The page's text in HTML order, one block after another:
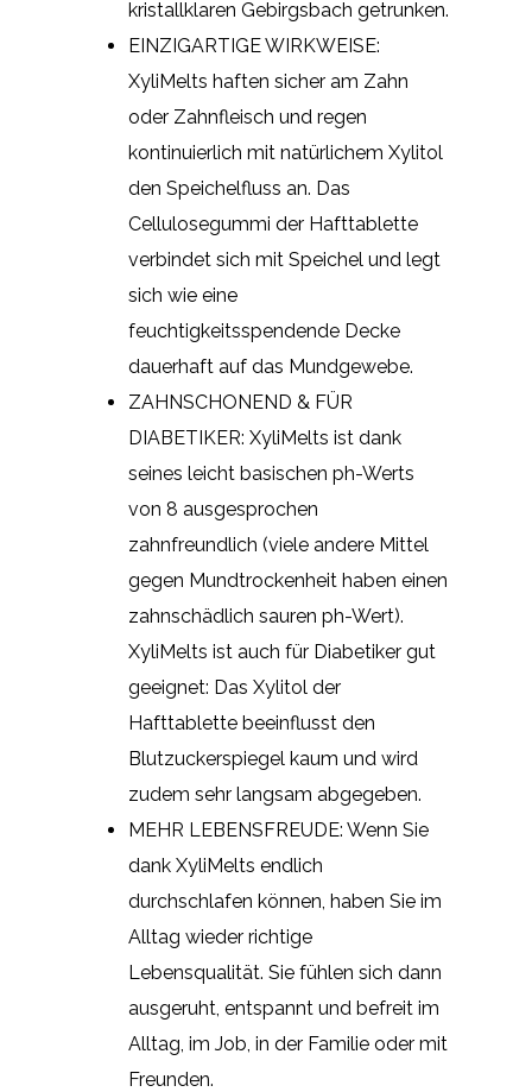
kristallklaren Gebirgsbach getrunken.
EINZIGARTIGE WIRKWEISE:
XyliMelts haften sicher am Zahn
oder Zahnfleisch und regen
kontinuierlich mit natürlichem Xylitol
den Speichelfluss an. Das
Cellulosegummi der Hafttablette
verbindet sich mit Speichel und legt
sich wie eine
feuchtigkeitsspendende Decke
dauerhaft auf das Mundgewebe.
ZAHNSCHONEND & FÜR
DIABETIKER: XyliMelts ist dank
seines leicht basischen ph-Werts
von 8 ausgesprochen
zahnfreundlich (viele andere Mittel
gegen Mundtrockenheit haben einen
zahnschädlich sauren ph-Wert).
XyliMelts ist auch für Diabetiker gut
geeignet: Das Xylitol der
Hafttablette beeinflusst den
Blutzuckerspiegel kaum und wird
zudem sehr langsam abgegeben.
MEHR LEBENSFREUDE: Wenn Sie
dank XyliMelts endlich
durchschlafen können, haben Sie im
Alltag wieder richtige
Lebensqualität. Sie fühlen sich dann
ausgeruht, entspannt und befreit im
Alltag, im Job, in der Familie oder mit
Freunden.